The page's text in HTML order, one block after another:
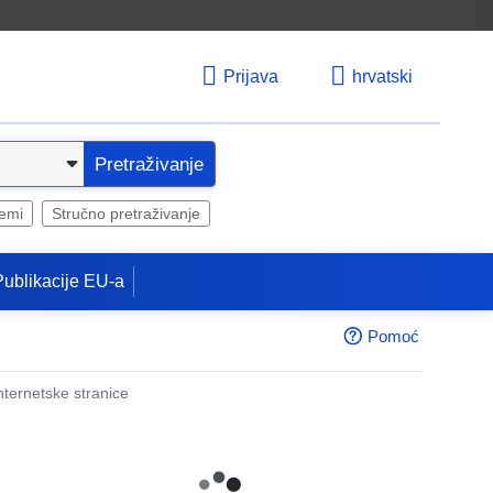
Prijava hrvatski
Pretraživanje
Stručno pretraživanje
EU-a
Pomoć
stranice